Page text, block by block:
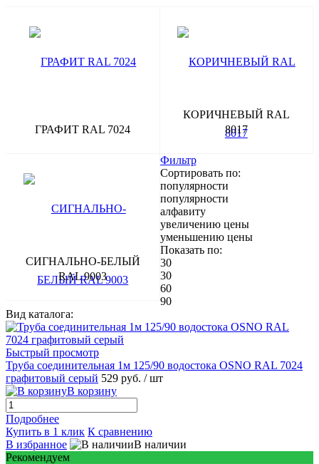
ГРАФИТ RAL 7024
КОРИЧНЕВЫЙ RAL
8017
СИГНАЛЬНО-БЕЛЫЙ
RAL 9003
Фильтр
Сортировать по:
популярности
популярности
алфавиту
увеличению цены
уменьшению цены
Показать по:
30
30
60
90
Вид каталога:
Быстрый просмотр
Труба соединительная 1м 125/90 водостока OSNO RAL 7024
графитовый серый 529 руб. / шт
В корзину
Подробнее
Купить в 1 клик К сравнению
В избранное
В наличии
Рекомендуем